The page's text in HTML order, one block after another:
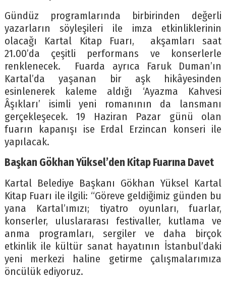
Gündüz programlarında birbirinden değerli
yazarların söyleşileri ile imza etkinliklerinin
olacağı Kartal Kitap Fuarı, akşamları saat
21.00’da çeşitli performans ve konserlerle
renklenecek. Fuarda ayrıca Faruk Duman’ın
Kartal’da yaşanan bir aşk hikâyesinden
esinlenerek kaleme aldığı ‘Ayazma Kahvesi
Âşıkları’ isimli yeni romanının da lansmanı
gerçekleşecek. 19 Haziran Pazar günü olan
fuarın kapanışı ise Erdal Erzincan konseri ile
yapılacak.
Başkan Gökhan Yüksel’den Kitap Fuarına Davet
Kartal Belediye Başkanı Gökhan Yüksel Kartal
Kitap Fuarı ile ilgili: “Göreve geldiğimiz günden bu
yana Kartal’ımızı; tiyatro oyunları, fuarlar,
konserler, uluslararası festivaller, kutlama ve
anma programları, sergiler ve daha birçok
etkinlik ile kültür sanat hayatının İstanbul’daki
yeni merkezi haline getirme çalışmalarımıza
öncülük ediyoruz.